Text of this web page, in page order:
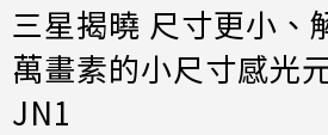
三星揭曉 尺寸更小、
萬畫素的小尺寸感光
JN1